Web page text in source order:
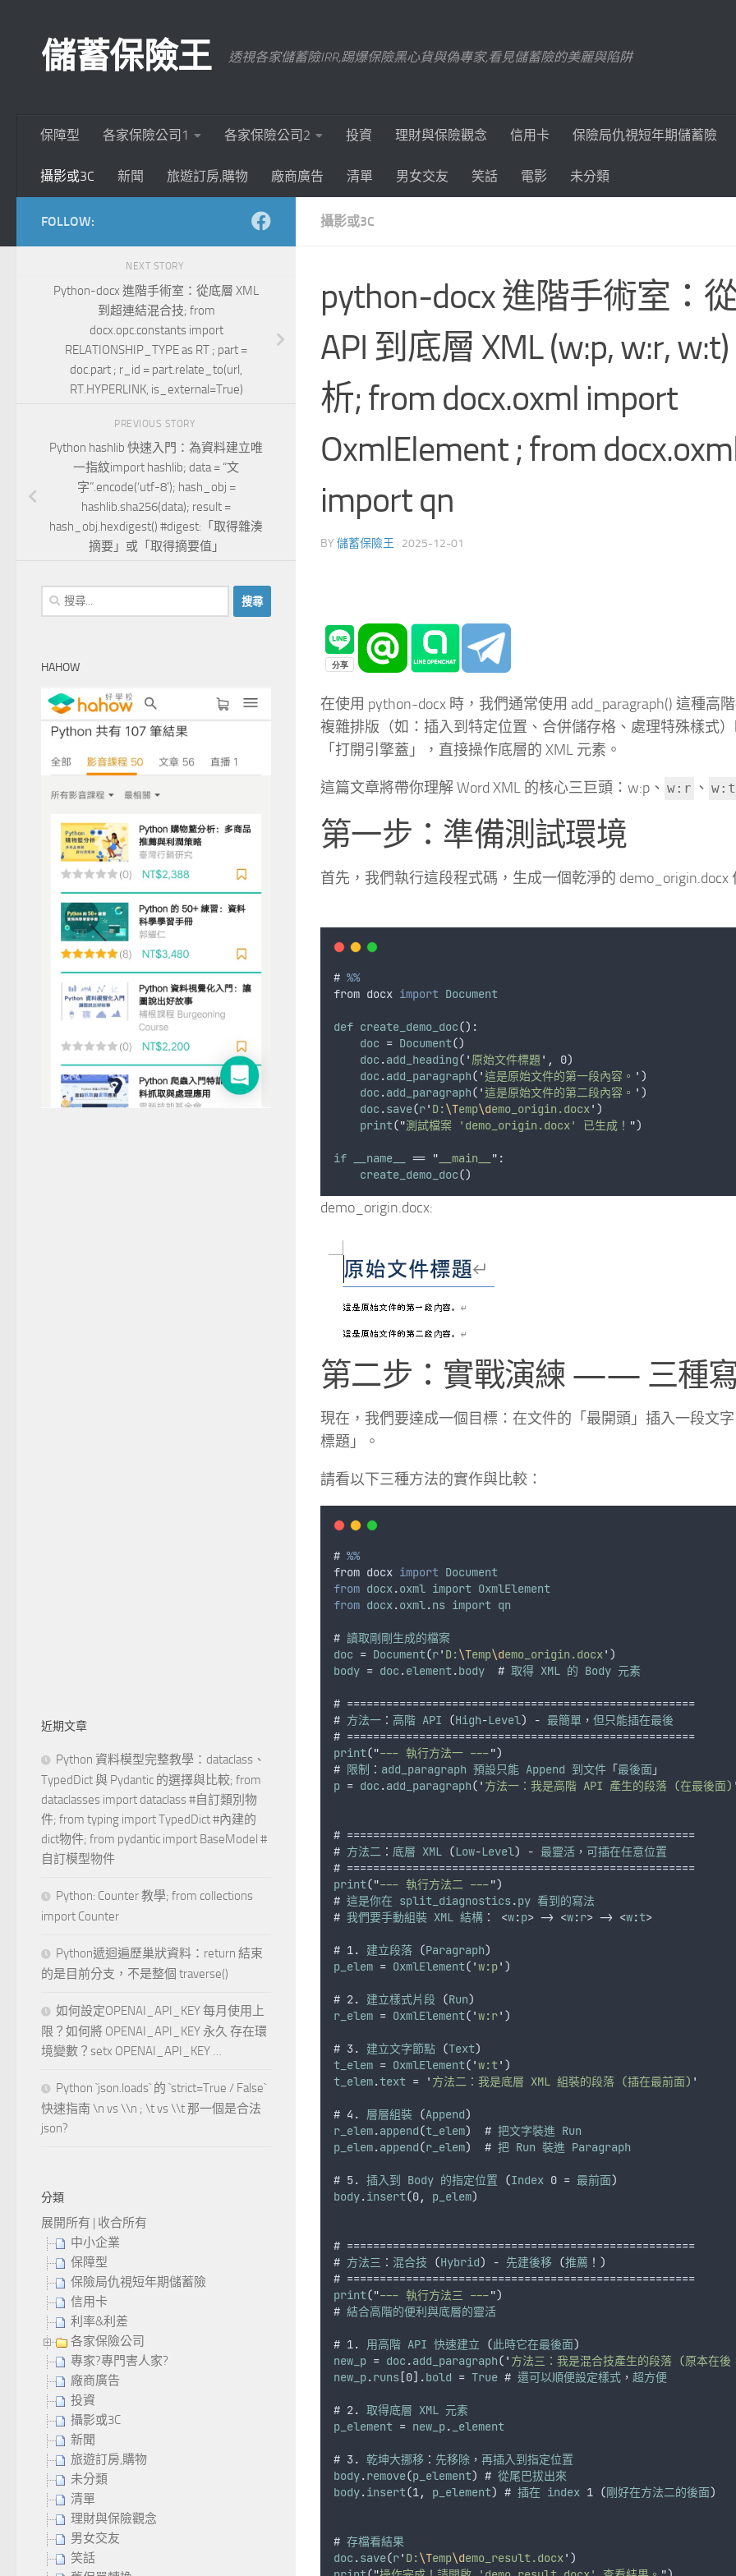
儲蓄保險王 透視各家儲蓄險IRR,踢爆保險黑心貨與偽專家,看見儲蓄險的美麗與陷阱
保障型 各家保險公司1 各家保險公司2 投資 理財與保險觀念 信用卡 保險局仇視短年期儲蓄險
攝影或3C 新聞 旅遊訂房,購物 廠商廣告 清單 男女交友 笑話 電影 未分類
攝影或3C
python-docx 進階手術室：
API 到底層 XML (w:p, w:r,
析; from docx.oxml import
OxmlElement ; from
import qn
BY 儲蓄保險王 · 2025-12-01
在使用 python-docx 時，我們通常使用 add_paragraph() 這種高
複雜排版（如：插入到特定位置、合併儲存格、處理特殊樣式
「打開引擎蓋」，直接操作底層的 XML 元素。
這篇文章將帶你理解 Word XML 的核心三巨頭：w:p、 w:r 、 w:t
第一步：準備測試環境
首先，我們執行這段程式碼，生成一個乾淨的 demo_origin.docx
# %%
from docx import Document
def create_demo_doc():
doc = Document()
doc .add_heading( ' 原始文件標題' ,
0)
doc .add_paragraph( '這是原始文件的第一段內容。 ' )
doc .add_paragraph( '這是原始文件的第二段內容。 ' )
doc .save(r' D:\Temp\demo_origin.docx' )
print("測試檔案 'demo_origin.docx' 已生成！ ")
if __name__ == " __main__ " :
create_demo_doc()
demo_origin.docx:
第二步：實戰演練 —— 三種
現在，我們要達成一個目標：在文件的「最開頭」插入一段文
標題」。
請看以下三種方法的實作與比較：
# %%
from docx import Document
from docx.oxml import OxmlElement
from docx.oxml.ns import qn
# 讀取剛剛生成的檔案
doc = Document(r' D:\Temp\demo_origin.docx' )
body = doc .element.body
  #
取得 XML 的 Body 元素
# =====================================================
# 方法一 ： 高階 API (High-Level) - 最簡單 ， 但只能插在最後
# =====================================================
print("--- 執行方法一 ---")
# 限制 ： add_paragraph 預設只能 Append 到文件 「最後面 」
p = doc .add_paragraph( ' 方法一：我是高階 API 產生的段落 (在最後面)
# =====================================================
# 方法二 ： 底層 XML (Low-Level) - 最靈活 ， 可插在任意位置
# =====================================================
print("--- 執行方法二 ---")
# 這是你在 split_diagnostics.py 看到的寫法
# 我們要手動組裝 XML 結構 ： <w:p> -> <w:r> -> <w:t>
# 1. 建立段落 (Paragraph)
p_elem = OxmlElement( 'w:p' )
# 2. 建立樣式片段 (Run)
r_elem = OxmlElement( 'w:r' )
# 3. 建立文字節點 (Text)
t_elem = OxmlElement( 'w:t' )
t_elem.text = ' 方法二：我是底層 XML 組裝的段落 (插在最前面) '
# 4. 層層組裝 (Append)
r_elem.append(t_elem)  # 把文字裝進 Run
p_elem.append(r_elem)  # 把 Run 裝進 Paragraph
# 5. 插入到 Body 的指定位置 (Index 0 = 最前面)
body.insert(0, p_elem)
# =====================================================
# 方法三 ： 混合技 (Hybrid) - 先建後移 (推薦 ！)
# =====================================================
print("--- 執行方法三 ---")
# 結合高階的便利與底層的靈活
# 1. 用高階 API 快速建立 (此時它在最後面)
new_p = doc .add_paragraph( ' 方法三：我是混合技產生的段落 (原本在後
new_p.runs [0].bold = True # 還可以順便設定樣式 ， 超方便
# 2. 取得底層 XML 元素
p_element = new_p. _element
# 3. 乾坤大挪移 ： 先移除 ， 再插入到指定位置
body.remove(p_element) # 從尾巴拔出來
body.insert(1, p_element) # 插在 index 1 (剛好在方法二的後面)
# 存檔看結果
doc .save(r' D:\Temp\demo_result.docx' )
FOLLOW:
NEXT STORY
Python-docx 進階手術室：從底層 XML
到超連結混合技; from
docx.opc.constants import
RELATIONSHIP_TYPE as RT ; part =
doc.part ; r_id = part.relate_to(url,
RT.HYPERLINK, is_external=True)
PREVIOUS STORY
Python hashlib 快速入門：為資料建立唯
一指紋import hashlib; data = “文
字”.encode(‘utf-8’); hash_obj =
hashlib.sha256(data); result =
hash_obj.hexdigest() #digest:「取得雜湊
摘要」或「取得摘要值」
搜
尋
字:
HAHOW
近期文章
Python 資料模型完整教學：dataclass、
TypedDict 與 Pydantic 的選擇與比較; from
dataclasses import dataclass #自訂類別物
件; from typing import TypedDict #內建的
dict物件; from pydantic import BaseModel #
自訂模型物件
Python: Counter 教學; from collections
import Counter
Python遞迴遍歷巢狀資料：return 結束
的是目前分支，不是整個 traverse()
如何設定OPENAI_API_KEY 每月使用上
限？如何將 OPENAI_API_KEY 永久 存在環
境變數？setx OPENAI_API_KEY …
Python `json.loads` 的 `strict=True / False`
快速指南 \n vs \\n ; \t vs \\t 那一個是合法
json?
分類
展開所有 | 收合所有
中小企業
保障型
保險局仇視短年期儲蓄險
信用卡
利率&利差
各家保險公司
專家?專門害人家?
廠商廣告
投資
攝影或3C
新聞
旅遊訂房,購物
未分類
清單
理財與保險觀念
男女交友
笑話